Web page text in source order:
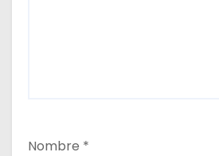
Nombre *